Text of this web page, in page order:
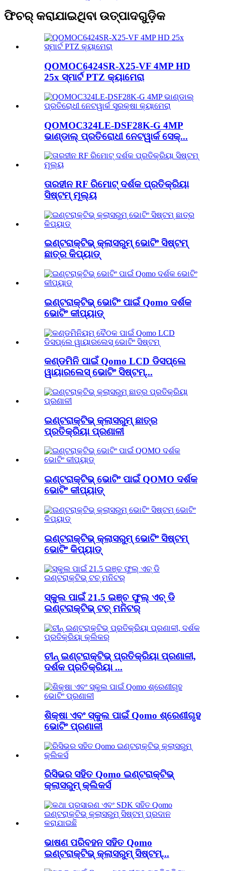
ଫିଚର୍ କରାଯାଇଥିବା ଉତ୍ପାଦଗୁଡ଼ିକ
QOMOC6424SR-X25-VF 4MP HD
25x ସ୍ମାର୍ଟ PTZ କ୍ୟାମେରା
QOMOC324LE-DSF28K-G 4MP
ଭାଣ୍ଡାଲ୍ ପ୍ରତିରୋଧୀ ନେଟୱାର୍କ ସେକ୍...
ତାରହୀନ RF ରିମୋଟ୍ ଦର୍ଶକ ପ୍ରତିକ୍ରିୟା
ସିଷ୍ଟମ୍ ମୂଲ୍ୟ
ଇଣ୍ଟରାକ୍ଟିଭ୍ କ୍ଲାସରୁମ୍ ଭୋଟିଂ ସିଷ୍ଟମ୍
ଛାତ୍ର କିପ୍ୟାଡ୍
ଇଣ୍ଟରାକ୍ଟିଭ୍ ଭୋଟିଂ ପାଇଁ Qomo ଦର୍ଶକ
ଭୋଟିଂ କୀପ୍ୟାଡ୍
କଣ୍ଡମିନି ପାଇଁ Qomo LCD ଡିସପ୍ଲେ
ୱାୟାରଲେସ୍ ଭୋଟିଂ ସିଷ୍ଟମ୍...
ଇଣ୍ଟରାକ୍ଟିଭ୍ କ୍ଲାସରୁମ୍ ଛାତ୍ର
ପ୍ରତିକ୍ରିୟା ପ୍ରଣାଳୀ
ଇଣ୍ଟରାକ୍ଟିଭ୍ ଭୋଟିଂ ପାଇଁ QOMO ଦର୍ଶକ
ଭୋଟିଂ କୀପ୍ୟାଡ୍
ଇଣ୍ଟରାକ୍ଟିଭ୍ କ୍ଲାସରୁମ୍ ଭୋଟିଂ ସିଷ୍ଟମ୍
ଭୋଟିଂ କିପ୍ୟାଡ୍
ସ୍କୁଲ ପାଇଁ 21.5 ଇଞ୍ଚ ଫୁଲ୍ ଏଚ୍ ଡି
ଇଣ୍ଟରାକ୍ଟିଭ୍ ଟଚ୍ ମନିଟର୍
ଚୀନ୍ ଇଣ୍ଟରାକ୍ଟିଭ୍ ପ୍ରତିକ୍ରିୟା ପ୍ରଣାଳୀ,
ଦର୍ଶକ ପ୍ରତିକ୍ରିୟା ...
ଶିକ୍ଷା ଏବଂ ସ୍କୁଲ ପାଇଁ Qomo ଶ୍ରେଣୀଗୃହ
ଭୋଟିଂ ପ୍ରଣାଳୀ
ରିସିଭର ସହିତ Qomo ଇଣ୍ଟରାକ୍ଟିଭ୍
କ୍ଲାସରୁମ୍ କ୍ଲିକର୍ସ
ଭାଷଣ ପରିବହନ ସହିତ Qomo
ଇଣ୍ଟରାକ୍ଟିଭ୍ କ୍ଲାସରୁମ୍ ସିଷ୍ଟମ୍...